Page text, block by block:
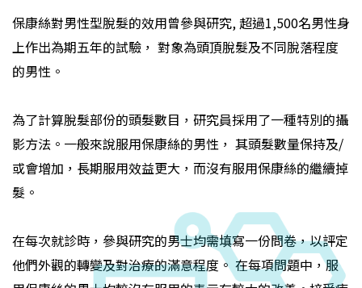
保康絲對男性型脫髮的效用曾參與研究, 超過1,500名男性身
上作出為期五年的試驗， 對象為頭頂脫髮及不同脫落程度
的男性。
為了計算脫髮部份的頭髮數目，研究員採用了一種特別的攝
影方法。一般來說服用保康絲的男性， 其頭髮數量保持及/
或會增加，長期服用效益更大，而沒有服用保康絲的繼續掉
髮。
在每次就診時，參與研究的男士均需填寫一份問卷，以評定
他們外觀的轉變及對治療的滿意程度。 在每項問題中，服